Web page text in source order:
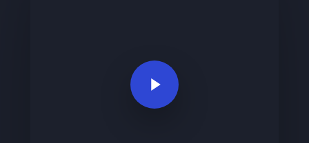
Play Video